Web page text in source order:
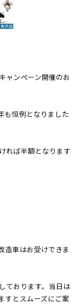
ャンペーン開催のお
も恒例となりました
れば半額となります
造車はお受けできま
ております。当日は
すとスムーズにご案